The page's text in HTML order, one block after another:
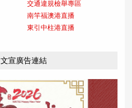
交通違規檢舉專區
南竿福澳港直播
東引中柱港直播
文宣廣告連結